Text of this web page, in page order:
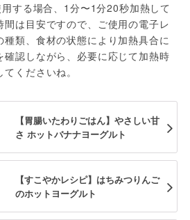
する場合、1分〜1分20秒加熱して
間は目安ですので、ご使用の電子レ
種類、食材の状態により加熱具合に
認しながら、必要に応じて加熱時
くださいね。
【胃腸いたわりごはん】やさしい甘
さ ホットバナナヨーグルト
【すこやかレシピ】はちみつりんご
のホットヨーグルト